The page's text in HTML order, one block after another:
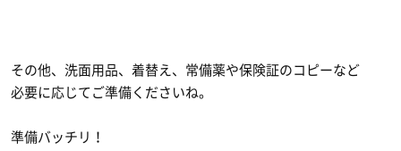
その他、洗面用品、着替え、常備薬や保険証のコピーなど
必要に応じてご準備くださいね。
準備バッチリ！